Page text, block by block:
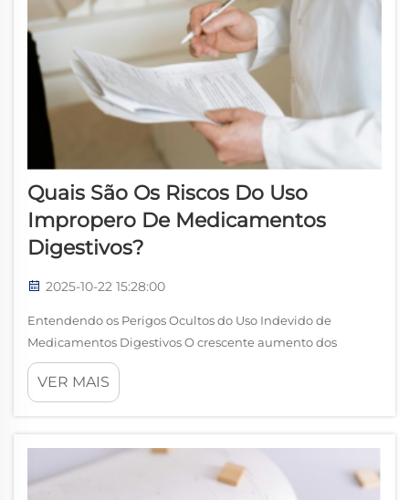
Quais São Os Riscos Do Uso
Impropero De Medicamentos
Digestivos?
2025-10-22 15:28:00
Entendendo os Perigos Ocultos do Uso Indevido de
Medicamentos Digestivos O crescente aumento dos
distúrbios digestivos levou a uma maior dependência de
medicamentos isentos de prescrição e com receita. Embora
VER MAIS